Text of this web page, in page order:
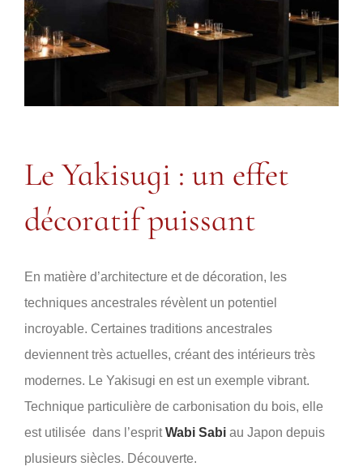
Le Yakisugi : un effet
décoratif puissant
En matière d’architecture et de décoration, les
techniques ancestrales révèlent un potentiel
incroyable. Certaines traditions ancestrales
deviennent très actuelles, créant des intérieurs très
modernes. Le Yakisugi en est un exemple vibrant.
Technique particulière de carbonisation du bois, elle
est utilisée dans l’espritWabi Sabi au Japon depuis
plusieurs siècles. Découverte.